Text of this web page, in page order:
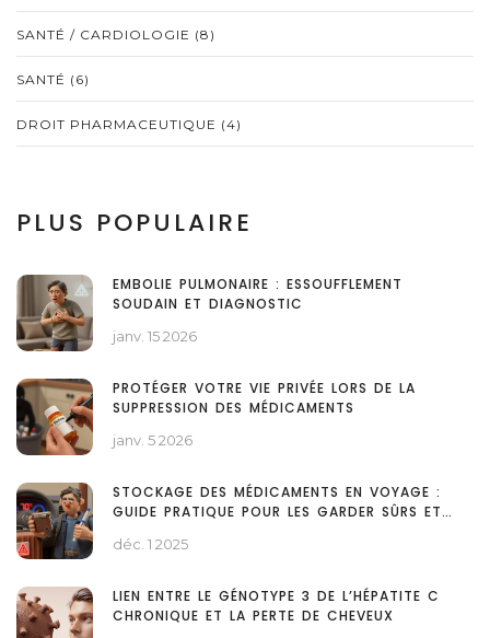
SANTÉ / CARDIOLOGIE (8)
SANTÉ (6)
DROIT PHARMACEUTIQUE (4)
PLUS POPULAIRE
EMBOLIE PULMONAIRE : ESSOUFFLEMENT
SOUDAIN ET DIAGNOSTIC
janv. 15 2026
PROTÉGER VOTRE VIE PRIVÉE LORS DE LA
SUPPRESSION DES MÉDICAMENTS
janv. 5 2026
STOCKAGE DES MÉDICAMENTS EN VOYAGE :
GUIDE PRATIQUE POUR LES GARDER SÛRS ET
déc. 1 2025
LIEN ENTRE LE GÉNOTYPE 3 DE L’HÉPATITE C
CHRONIQUE ET LA PERTE DE CHEVEUX